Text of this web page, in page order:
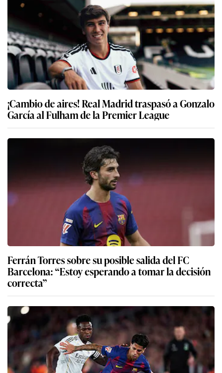
¡Cambio de aires! Real Madrid traspasó a Gonzalo
García al Fulham de la Premier League
Ferrán Torres sobre su posible salida del FC
Barcelona: “Estoy esperando a tomar la decisión
correcta”